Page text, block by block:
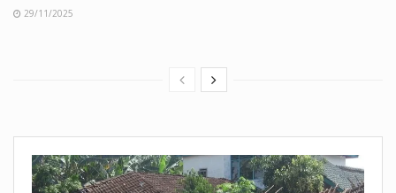
29/11/2025